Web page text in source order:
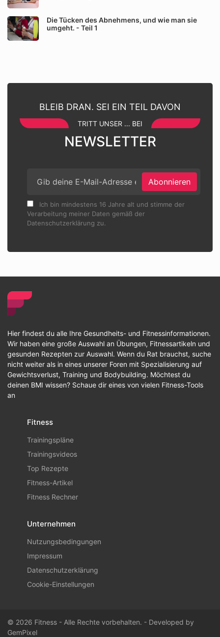
Die Tücken des Abnehmens, und wie man sie
umgeht. - Teil 1
BLEIB DRAN. SEI EIN TEIL DAVON
TRITT UNSER ... BEI
NEWSLETTER
Abonnieren
Ich bin mindestens 16 Jahre alt und stimme der
Verarbeitung meiner Daten gemäß der
Datenschutzerklärung zu.
Hier findest du alle Ihre Gesundheits- und Fitnessinformationen.
Wir haben eine große Auswahl an Übungen, Fitnessartikeln und
gesunden Rezepten zur Auswahl. Wenn du Rat brauchst, suche
nicht weiter als in eines unserer Foren mit Spezialisierung auf
Gewichtsverlust, Training und Bodybuilding. Möchtest du
deinen BMI wissen? Schaue dir eines von vielen Fitness-Tools
an
Fitness
Trainingspläne
Trainingsvideos
Top Rezepte
Fitness-Artikel
Fitness Rechner
Unternehmen
Nutzungsbedingungen
Impressum
Datenschutzerklärung
Cookie-Einstellungen
© 2026 Fitness - Alle Rechte vorbehalten. - Developed by
GemPixel